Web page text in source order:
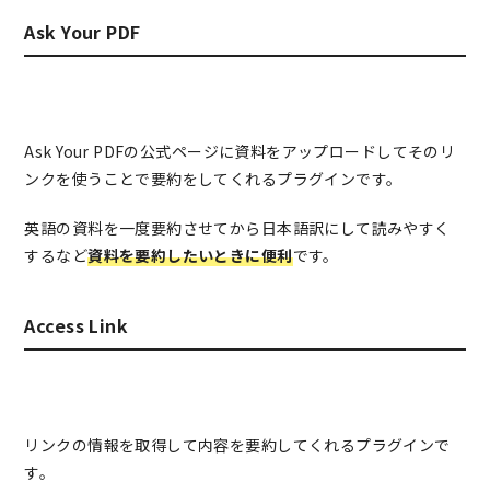
Ask Your PDF
Ask Your PDFの公式ページに資料をアップロードしてそのリ
ンクを使うことで要約をしてくれるプラグインです。
英語の資料を一度要約させてから日本語訳にして読みやすく
するなど資料を要約したいときに便利です。
Access Link
リンクの情報を取得して内容を要約してくれるプラグインで
す。